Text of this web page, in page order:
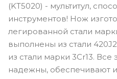
(KT5020) - мультитул,
инструментов! Нож
легированной стали
выполнены из стали
из стали марки 3Cr13.
надежны, обеспечивают